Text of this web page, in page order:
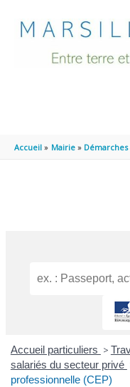
Accueil Mairie
Accueil particuliers >
salariés du secteur privé
professionnelle (CEP)